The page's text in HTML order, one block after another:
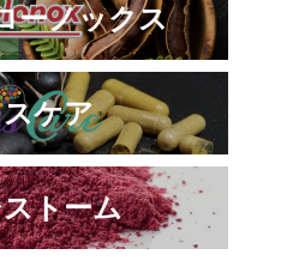
ーノックス
ケア
トーム